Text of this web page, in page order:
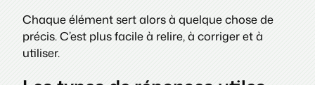
Chaque élément sert alors à quelque chose de
précis. C’est plus facile à relire, à corriger et à
utiliser.